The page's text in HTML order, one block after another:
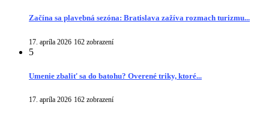
Začína sa plavebná sezóna: Bratislava zažíva rozmach turizmu...
17. apríla 2026 162 zobrazení
5
Umenie zbaliť sa do batohu? Overené triky, ktoré...
17. apríla 2026 162 zobrazení